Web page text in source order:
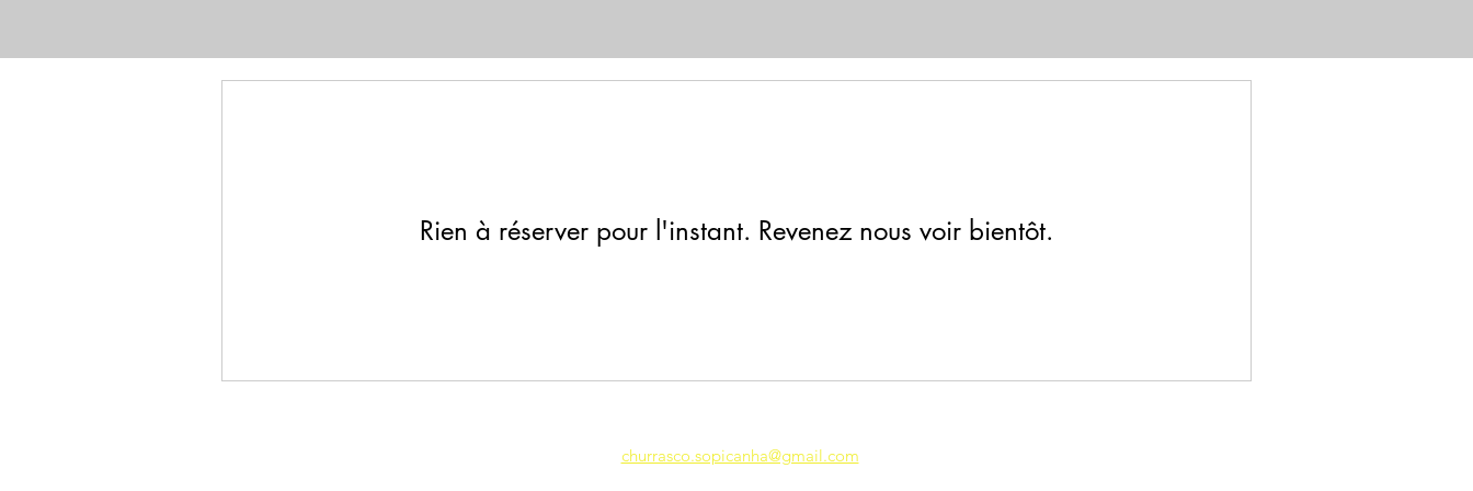
Rien à réserver pour l'instant. Revenez nous voir bientôt.
churrasco.sopicanha@gmail.com